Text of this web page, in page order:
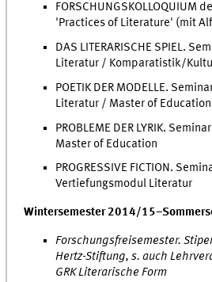
FORSCHUNGSKOLLOQUIUM
'Practices of Literature' (mit
DAS LITERARISCHE SPIEL.
Literatur / Komparatistik/
POETIK DER MODELLE.
Literatur / Master of Education
PROBLEME DER LYRIK.
Master of Education
PROGRESSIVE FICTION.
Vertiefungsmodul Literatur
Wintersemester 2014/
Forschungsfreisemester.
Hertz-Stiftung, s. auch
GRK Literarische Form